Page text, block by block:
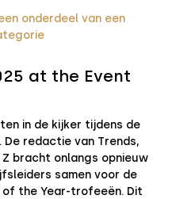
onderdeel van een
at the Event
in de kijker tijdens de
De redactie van Trends,
Z bracht onlangs opnieuw
samen voor de
of the Year-trofeeën. Dit